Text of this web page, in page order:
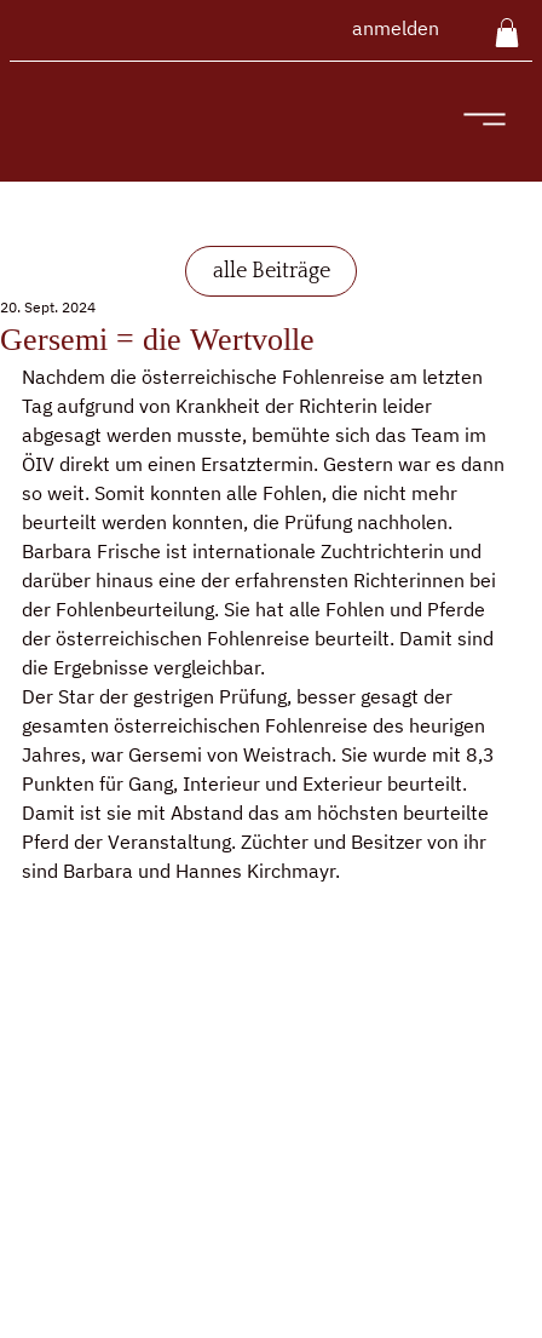
anmelden
alle Beiträge
Gersemi = die Wertvolle
20. Sept. 2024
Nachdem die österreichische Fohlenreise am letzten
Tag aufgrund von Krankheit der Richterin leider
abgesagt werden musste, bemühte sich das Team im
ÖIV direkt um einen Ersatztermin. Gestern war es dann
so weit. Somit konnten alle Fohlen, die nicht mehr
beurteilt werden konnten, die Prüfung nachholen.
Barbara Frische ist internationale Zuchtrichterin und
darüber hinaus eine der erfahrensten Richterinnen bei
der Fohlenbeurteilung. Sie hat alle Fohlen und Pferde
der österreichischen Fohlenreise beurteilt. Damit sind
die Ergebnisse vergleichbar.
Der Star der gestrigen Prüfung, besser gesagt der
gesamten österreichischen Fohlenreise des heurigen
Jahres, war Gersemi von Weistrach. Sie wurde mit 8,3
Punkten für Gang, Interieur und Exterieur beurteilt.
Damit ist sie mit Abstand das am höchsten beurteilte
Pferd der Veranstaltung. Züchter und Besitzer von ihr
sind Barbara und Hannes Kirchmayr.